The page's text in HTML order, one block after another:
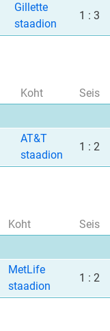
Gillette
staadion
1 : 3
Koht
Seis
AT&T
staadion
1 : 2
Koht
Seis
MetLife
staadion
1 : 2